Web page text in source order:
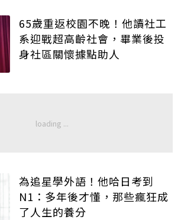
65歲重返校園不晚！他讀社工
系迎戰超高齡社會，畢業後投
身社區關懷據點助人
為追星學外語！他哈日考到
N1：多年後才懂，那些瘋狂成
了人生的養分